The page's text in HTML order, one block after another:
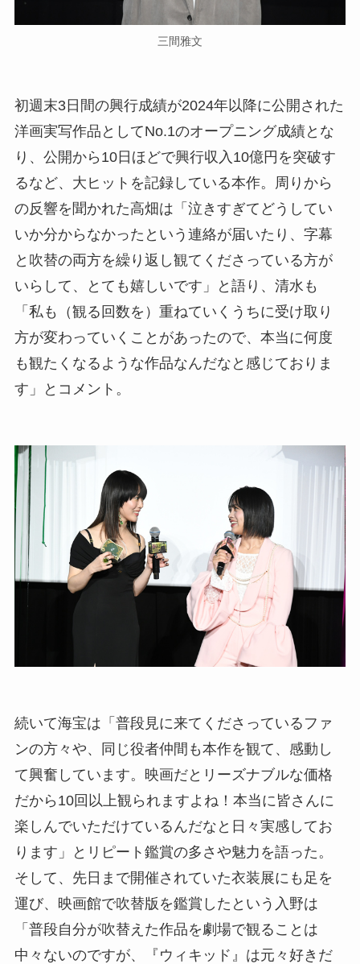
三間雅文
初週末3日間の興行成績が2024年以降に公開された
洋画実写作品としてNo.1のオープニング成績とな
り、公開から10日ほどで興行収入10億円を突破す
るなど、大ヒットを記録している本作。周りから
の反響を聞かれた高畑は「泣きすぎてどうしてい
いか分からなかったという連絡が届いたり、字幕
と吹替の両方を繰り返し観てくださっている方が
いらして、とても嬉しいです」と語り、清水も
「私も（観る回数を）重ねていくうちに受け取り
方が変わっていくことがあったので、本当に何度
も観たくなるような作品なんだなと感じておりま
す」とコメント。
続いて海宝は「普段見に来てくださっているファ
ンの方々や、同じ役者仲間も本作を観て、感動し
て興奮しています。映画だとリーズナブルな価格
だから10回以上観られますよね！本当に皆さんに
楽しんでいただけているんだなと日々実感してお
ります」とリピート鑑賞の多さや魅力を語った。
そして、先日まで開催されていた衣装展にも足を
運び、映画館で吹替版を鑑賞したという入野は
「普段自分が吹替えた作品を劇場で観ることは
中々ないのですが、『ウィキッド』は元々好きだ